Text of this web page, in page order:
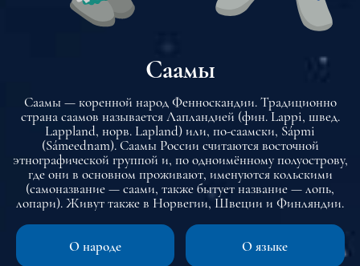
Саамы
Саамы — коренной народ Фенноскандии. Традиционно
страна саамов называется Лапландией (фин. Lappi, швед.
Lappland, норв. Lapland) или, по-саамски, Sápmi
(Sámeednam). Саамы России считаются восточной
этнографической группой и, по одноимённому полуострову,
где они в основном проживают, именуются кольскими
(самоназвание — саами, также бытует название — лопь,
лопари). Живут также в Норвегии, Швеции и Финляндии.
О народе О языке